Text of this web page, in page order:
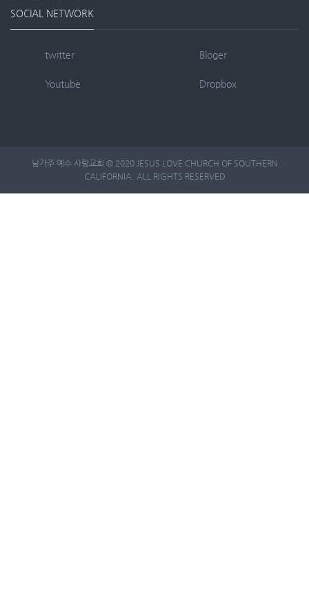
SOCIAL NETWORK
twitter
Youtube
Bloger
Dropbox
남가주 예수 사랑교회 © 2020 JESUS LOVE CHURCH OF SOUTHERN
CALIFORNIA. ALL RIGHTS RESERVED